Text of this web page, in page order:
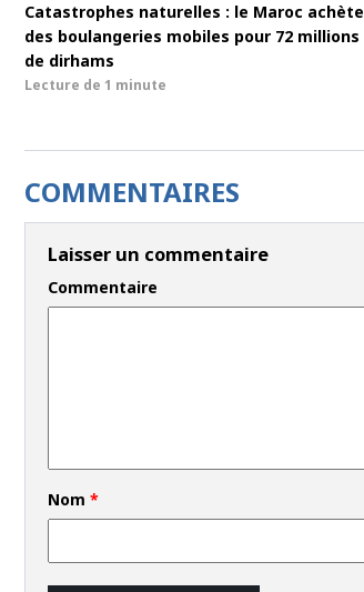
Catastrophes naturelles : le Maroc achète
des boulangeries mobiles pour 72 millions
de dirhams
Lecture de 1 minute
COMMENTAIRES
Laisser un commentaire
Commentaire
Nom *